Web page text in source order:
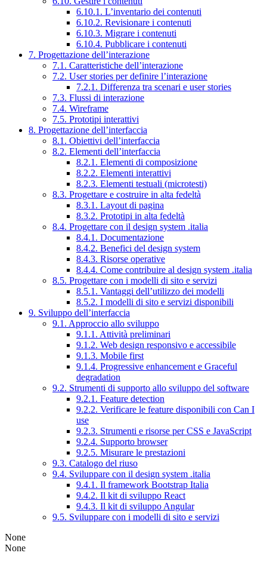
6.10.1. L’inventario dei contenuti
6.10.2. Revisionare i contenuti
6.10.3. Migrare i contenuti
6.10.4. Pubblicare i contenuti
7. Progettazione dell’interazione
7.1. Caratteristiche dell’interazione
7.2. User stories per definire l’interazione
7.2.1. Differenza tra scenari e user stories
7.3. Flussi di interazione
7.4. Wireframe
7.5. Prototipi interattivi
8. Progettazione dell’interfaccia
8.1. Obiettivi dell’interfaccia
8.2. Elementi dell’interfaccia
8.2.1. Elementi di composizione
8.2.2. Elementi interattivi
8.2.3. Elementi testuali (microtesti)
8.3. Progettare e costruire in alta fedeltà
8.3.1. Layout di pagina
8.3.2. Prototipi in alta fedeltà
8.4. Progettare con il design system .italia
8.4.1. Documentazione
8.4.2. Benefici del design system
8.4.3. Risorse operative
8.4.4. Come contribuire al design system .italia
8.5. Progettare con i modelli di sito e servizi
8.5.1. Vantaggi dell’utilizzo dei modelli
8.5.2. I modelli di sito e servizi disponibili
9. Sviluppo dell’interfaccia
9.1. Approccio allo sviluppo
9.1.1. Attività preliminari
9.1.2. Web design responsivo e accessibile
9.1.3. Mobile first
9.1.4. Progressive enhancement e Graceful
degradation
9.2. Strumenti di supporto allo sviluppo del software
9.2.1. Feature detection
9.2.2. Verificare le feature disponibili con Can I
use
9.2.3. Strumenti e risorse per CSS e JavaScript
9.2.4. Supporto browser
9.2.5. Misurare le prestazioni
9.3. Catalogo del riuso
9.4. Sviluppare con il design system .italia
9.4.1. Il framework Bootstrap Italia
9.4.2. Il kit di sviluppo React
9.4.3. Il kit di sviluppo Angular
9.5. Sviluppare con i modelli di sito e servizi
None
None